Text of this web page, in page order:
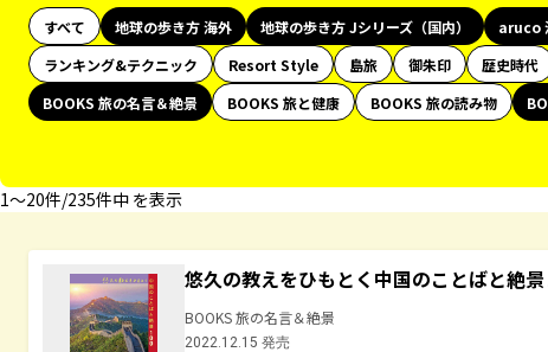
すべて 地球の歩き方 海外 地球の歩き方 Jシリーズ（国内） aruco
ランキング&テクニック
Resort Style 島旅 御朱印 歴史時代
BOOKS 旅の名言＆絶景
BOOKS 旅と健康 BOOKS 旅の読み物
1〜20件/235件中 を表示
悠久の教えをひもとく中国のことばと絶景
BOOKS 旅の名言＆絶景
2022.12.15 発売